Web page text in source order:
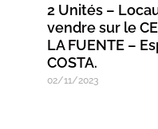
2 Unités –
vendre sur le
LA FUENTE –
COSTA.
02/11/2023